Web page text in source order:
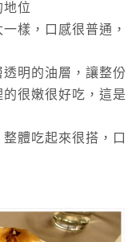
位
樣，口感很普通，
明的油層，讓整份
很嫩很好吃，這是
體吃起來很搭，口